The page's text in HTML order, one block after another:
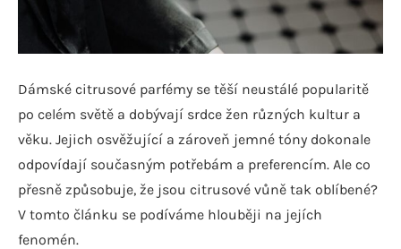
Dámské citrusové parfémy se těší neustálé popularitě
po celém světě a dobývají srdce žen různých kultur a
věku. Jejich osvěžující a zároveň jemné tóny dokonale
odpovídají současným potřebám a preferencím. Ale co
přesně způsobuje, že jsou citrusové vůně tak oblíbené?
V tomto článku se podíváme hlouběji na jejích
fenomén.